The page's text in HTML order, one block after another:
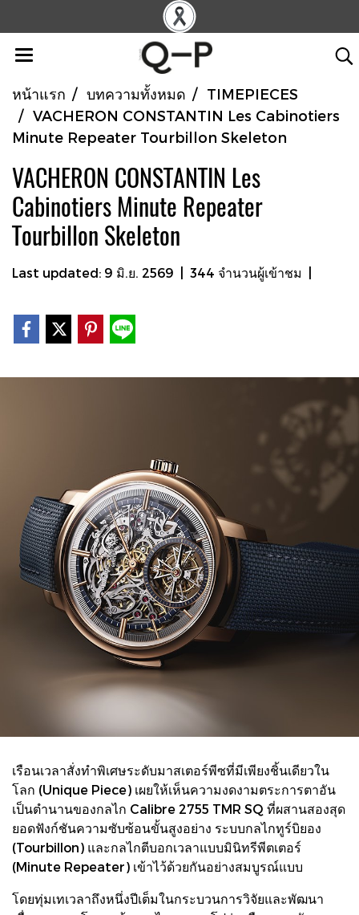
หน้าแรก บทความทั้งหมด
TIMEPIECES
VACHERON CONSTANTIN Les Cabinotiers
Minute Repeater Tourbillon Skeleton
VACHERON CONSTANTIN Les
Cabinotiers Minute Repeater
Tourbillon Skeleton
Last updated: 9 มิ.ย. 2569 344 จำนวนผู้เข้าชม
เรือนเวลาสั่งทำพิเศษระดับมาสเตอร์พีซที่มีเพียงชิ้นเดียวใน
โลก (Unique Piece) เผยให้เห็นความงดงามตระการตาอัน
เป็นตำนานของกลไก Calibre 2755 TMR SQ ที่ผสานสองสุด
ยอดฟังก์ชันความซับซ้อนขั้นสูงอย่าง ระบบกลไกทูร์บิยอง
(Tourbillon) และกลไกตีบอกเวลาแบบมินิทรีพีตเตอร์
(Minute Repeater) เข้าไว้ด้วยกันอย่างสมบูรณ์แบบ
โดยทุ่มเทเวลาถึงหนึ่งปีเต็มในกระบวนการวิจัยและพัฒนา